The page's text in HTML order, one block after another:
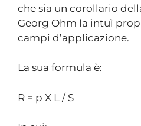
che sia un corollario
Georg Ohm la intuì
campi d’applicazione.
La sua formula è:
R = p X L / S